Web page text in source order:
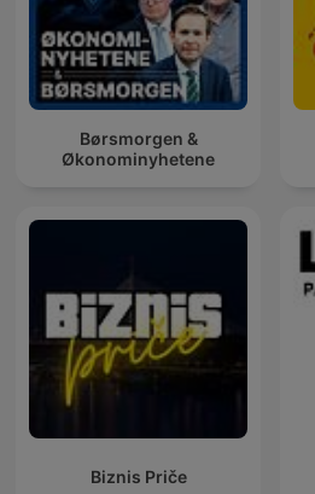
Børsmorgen &
Økonominyhetene
Biznis Priče